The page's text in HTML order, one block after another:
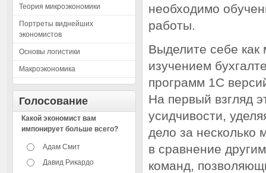
Теория микроэкономики
Портреты виднейших
экономистов
Основы логистики
Макроэкономика
Голосование
Какой экономист вам
импонирует больше всего?
Адам Смит
Давид Рикардо
необходимо
работы.
Выделите себе
изучением
программ 1С
На первый взгляд
усидчивости,
дело за несколько
в сравнение
команд,